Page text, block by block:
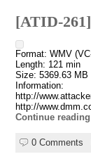
[ATID-
Format: WMV
Length: 121 min
Size: 5369.63 MB
Information:
http://
http://
Continue reading
0 Comments